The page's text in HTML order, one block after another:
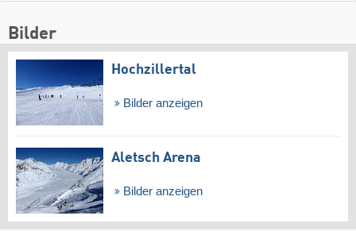
Bilder
Hochzillertal
Bilder anzeigen
Aletsch Arena
Bilder anzeigen